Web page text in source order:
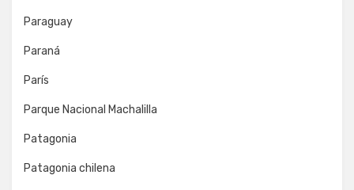
Paraguay
Paraná
París
Parque Nacional Machalilla
Patagonia
Patagonia chilena